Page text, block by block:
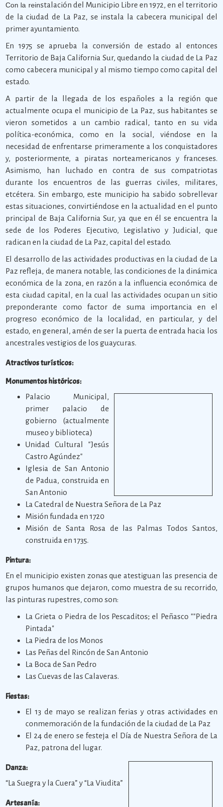
Con la reinstalación del Municipio Libre en 1972, en el territorio
de la ciudad de La Paz, se instala la cabecera municipal del
primer ayuntamiento.
En 1975 se aprueba la conversión de estado al entonces
Territorio de Baja California Sur, quedando la ciudad de La Paz
como cabecera municipal y al mismo tiempo como capital del
estado.
A partir de la llegada de los españoles a la región que
actualmente ocupa el municipio de La Paz, sus habitantes se
vieron sometidos a un cambio radical, tanto en su vida
política-económica, como en la social, viéndose en la
necesidad de enfrentarse primeramente a los conquistadores
y, posteriormente, a piratas norteamericanos y franceses.
Asimismo, han luchado en contra de sus compatriotas
durante los encuentros de las guerras civiles, militares,
etcétera. Sin embargo, este municipio ha sabido sobrellevar
estas situaciones, convirtiéndose en la actualidad en el punto
principal de Baja California Sur, ya que en él se encuentra la
sede de los Poderes Ejecutivo, Legislativo y Judicial, que
radican en la ciudad de La Paz, capital del estado.
El desarrollo de las actividades productivas en la ciudad de La
Paz refleja, de manera notable, las condiciones de la dinámica
económica de la zona, en razón a la influencia económica de
esta ciudad capital, en la cual las actividades ocupan un sitio
preponderante como factor de suma importancia en el
progreso económico de la localidad, en particular, y del
estado, en general, amén de ser la puerta de entrada hacia los
ancestrales vestigios de los guaycuras.
Atractivos turísticos:
Monumentos históricos:
Palacio Municipal,
primer palacio de
gobierno (actualmente
museo y biblioteca)
Unidad Cultural "Jesús
Castro Agúndez"
Iglesia de San Antonio
de Padua, construida en
San Antonio
La Catedral de Nuestra Señora de La Paz
Misión fundada en 1720
Misión de Santa Rosa de las Palmas Todos Santos,
construida en 1735.
Pintura:
En el municipio existen zonas que atestiguan las presencia de
grupos humanos que dejaron, como muestra de su recorrido,
las pinturas rupestres, como son:
La Grieta o Piedra de los Pescaditos; el Peñasco ""Piedra
Pintada"
La Piedra de los Monos
Las Peñas del Rincón de San Antonio
La Boca de San Pedro
Las Cuevas de las Calaveras.
Fiestas:
El 13 de mayo se realizan ferias y otras actividades en
conmemoración de la fundación de la ciudad de La Paz
El 24 de enero se festeja el Día de Nuestra Señora de La
Paz, patrona del lugar.
Danza:
“La Suegra y la Cuera” y “La Viudita”
Artesanía: